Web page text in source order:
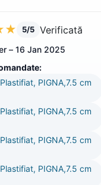
★ 5/5 Verificată
– 16 Jan 2025
PIGNA,7.5 cm
PIGNA,7.5 cm
PIGNA,7.5 cm
PIGNA,7.5 cm